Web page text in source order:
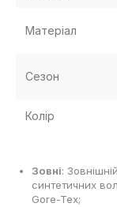
Матеріал
Сезон
Колір
Зовні:
синтетичних
Gore-Tex;